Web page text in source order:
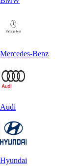
Mercedes-Benz
Audi
Hyundai